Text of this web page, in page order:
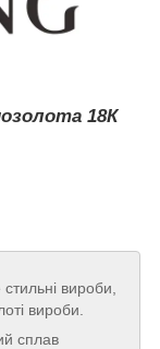
18К
стильні вироби,
вироби.
сплав